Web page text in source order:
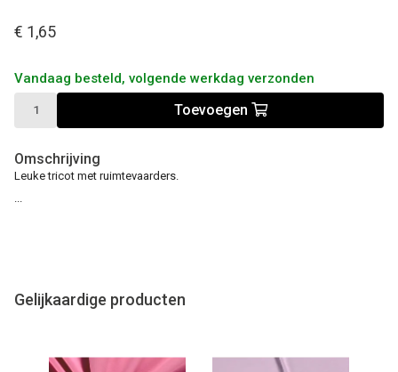
€ 1,65
Vandaag besteld, volgende werkdag verzonden
Toevoegen
Omschrijving
Leuke tricot met ruimtevaarders.
Gelijkaardige producten